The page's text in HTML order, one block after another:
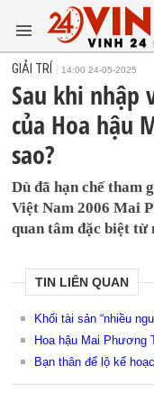
GIẢI TRÍ 14:00 24-05-2025
Sau khi nhập
của Hoa hậu
sao?
Dù đã hạn chế tham
Việt Nam 2006 Mai
quan tâm đặc biệt từ
TIN LIÊN QUAN
Khối tài sản “nhiều
Hoa hậu Mai Phương
Bạn thân để lộ kế